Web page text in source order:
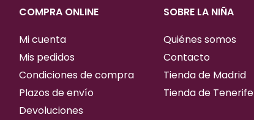
COMPRA ONLINE
Mi cuenta
Mis pedidos
Condiciones de compra
Plazos de envío
Devoluciones
SOBRE LA NIÑA
Quiénes somos
Contacto
Tienda de Madrid
Tienda de Tenerife